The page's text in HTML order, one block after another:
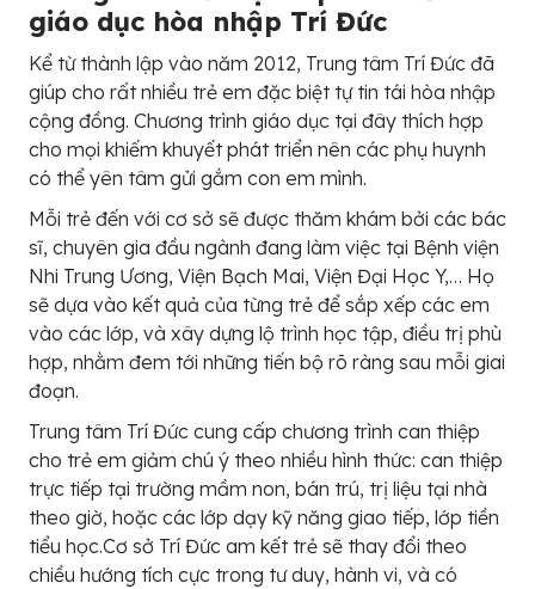
giáo dục hòa nhập Trí Đức
Kể từ thành lập vào năm 2012, Trung tâm Trí Đức đã
giúp cho rất nhiều trẻ em đặc biệt tự tin tái hòa nhập
cộng đồng. Chương trình giáo dục tại đây thích hợp
cho mọi khiếm khuyết phát triển nên các phụ huynh
có thể yên tâm gửi gắm con em mình.
Mỗi trẻ đến với cơ sở sẽ được thăm khám bởi các bác
sĩ, chuyên gia đầu ngành đang làm việc tại Bệnh viện
Nhi Trung Ương, Viện Bạch Mai, Viện Đại Học Y,… Họ
sẽ dựa vào kết quả của từng trẻ để sắp xếp các em
vào các lớp, và xây dựng lộ trình học tập, điều trị phù
hợp, nhằm đem tới những tiến bộ rõ ràng sau mỗi giai
đoạn.
Trung tâm Trí Đức cung cấp chương trình can thiệp
cho trẻ em giảm chú ý theo nhiều hình thức: can thiệp
trực tiếp tại trường mầm non, bán trú, trị liệu tại nhà
theo giờ, hoặc các lớp dạy kỹ năng giao tiếp, lớp tiền
tiểu học.Cơ sở Trí Đức am kết trẻ sẽ thay đổi theo
chiều hướng tích cực trong tư duy, hành vi, và có